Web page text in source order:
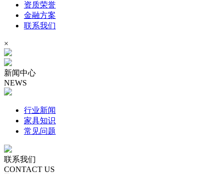
资质荣誉
金融方案
联系我们
×
新闻中心
NEWS
行业新闻
家具知识
常见问题
联系我们
CONTACT US